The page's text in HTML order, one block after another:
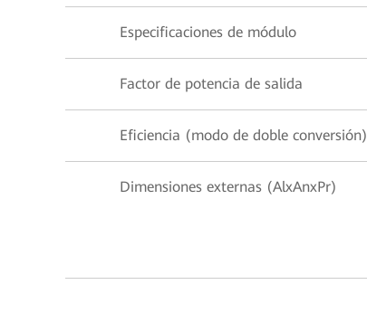
Especificaciones de módulo
Factor de potencia de salida
Eficiencia (modo de doble conversión)
Dimensiones externas (AlxAnxPr)